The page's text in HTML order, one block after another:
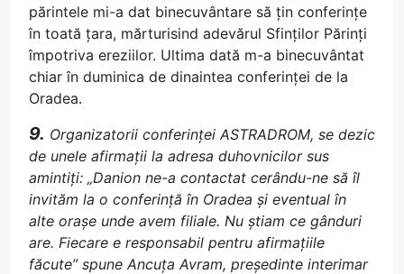
părintele mi-a dat binecuvântare să țin conferințe
în toată țara, mărturisind adevărul Sfinților Părinți
împotriva ereziilor. Ultima dată m-a binecuvântat
chiar în duminica de dinaintea conferinței de la
Oradea.
9. Organizatorii conferinței ASTRADROM, se dezic
de unele afirmații la adresa duhovnicilor sus
amintiți: „Danion ne-a contactat cerându-ne să îl
invităm la o conferință în Oradea și eventual în
alte orașe unde avem filiale. Nu știam ce gânduri
are. Fiecare e responsabil pentru afirmațiile
făcute” spune Ancuța Avram, președinte interimar